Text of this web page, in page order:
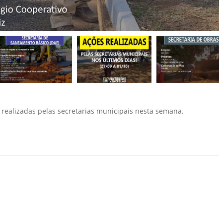
pelas secretarias municipais nesta semana.